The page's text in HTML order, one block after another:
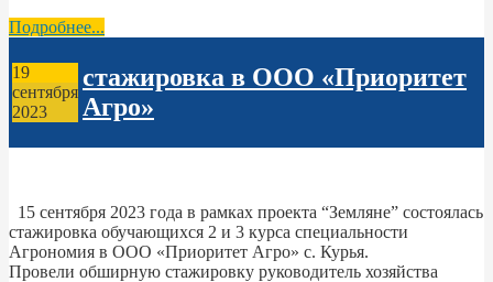
Подробнее...
19
сентября
2023
стажировка в ООО «Приоритет
Агро»
15 сентября 2023 года в рамках проекта “Земляне” состоялась
стажировка обучающихся 2 и 3 курса специальности
Агрономия в ООО «Приоритет Агро» с. Курья.
Провели обширную стажировку руководитель хозяйства